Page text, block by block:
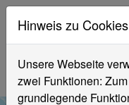
Hinweis zu Cookies
Unsere Webseite
zwei Funktionen:
grundlegende